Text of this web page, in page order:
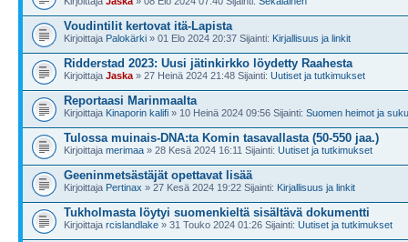
Voudintilit kertovat itä-Lapista
Kirjoittaja Palokärki » 01 Elo 2024 20:37 Sijainti: Kirjallisuus ja linkit
Ridderstad 2023: Uusi jätinkirkko löydetty Raahesta
Kirjoittaja Jaska » 27 Heinä 2024 21:48 Sijainti: Uutiset ja tutkimukset
Reportaasi Marinmaalta
Kirjoittaja Kinaporin kalifi » 10 Heinä 2024 09:56 Sijainti: Suomen heimot ja
Tulossa muinais-DNA:ta Komin tasavallasta (50-550 jaa.)
Kirjoittaja merimaa » 28 Kesä 2024 16:11 Sijainti: Uutiset ja tutkimukset
Geeninmetsästäjät opettavat lisää
Kirjoittaja Pertinax » 27 Kesä 2024 19:22 Sijainti: Kirjallisuus ja linkit
Tukholmasta löytyi suomenkieltä sisältävä dokumentti
Kirjoittaja rcislandlake » 31 Touko 2024 01:26 Sijainti: Uutiset ja tutkimukset